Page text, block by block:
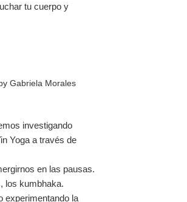
tu cuerpo y
Gabriela Morales
investigando
Yoga a través de
en las pausas.
los kumbhaka.
experimentando la